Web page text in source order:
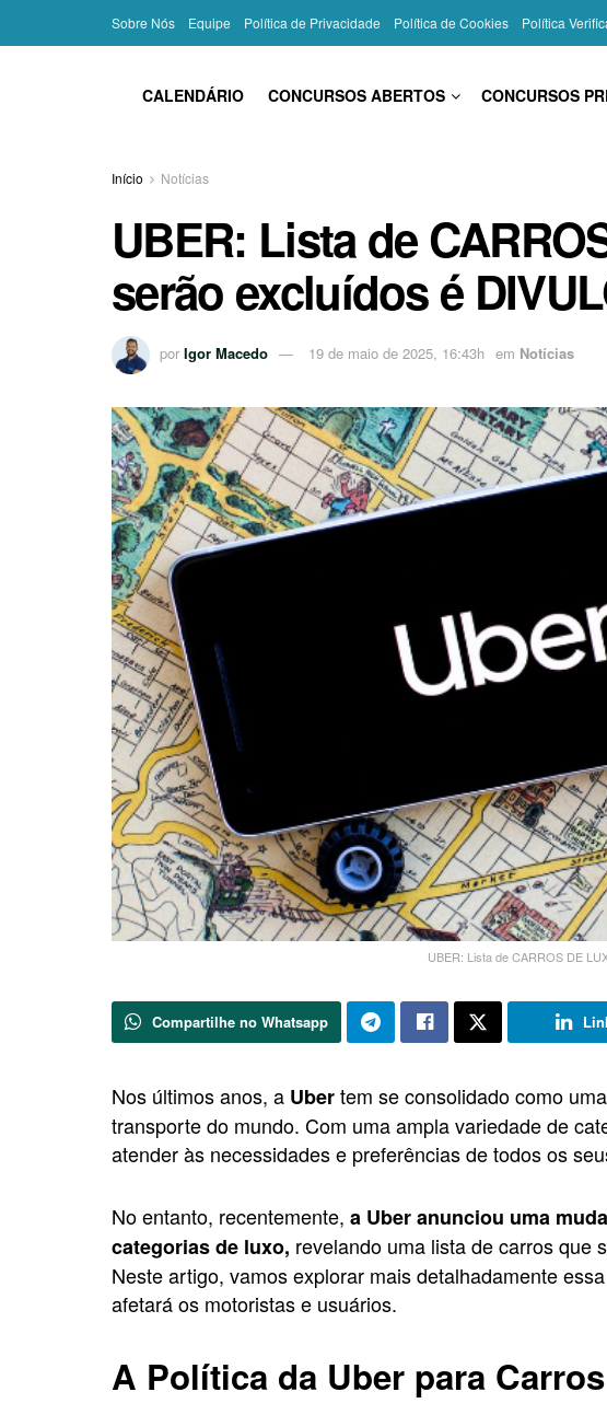
Sobre Nós Equipe Política de Privacidade Política de Cookies Política
CALENDÁRIO CONCURSOS ABERTOS CONCURSOS
Início Notícias
UBER: Lista de
serão excluídos é
por Igor Macedo 19 de maio de 2025, 16:43h em Notícias
UBER: Lista de CARROS DE
Compartilhe no Whatsapp
Nos últimos anos, a Ubertem se consolidado como
transporte do mundo. Com uma ampla variedade de
atender às necessidades e preferências de todos os
No entanto, recentemente, a Uber anunciou uma
categorias de luxo, revelando uma lista de carros que
Neste artigo, vamos explorar mais detalhadamente
afetará os motoristas e usuários.
A Política da Uber para